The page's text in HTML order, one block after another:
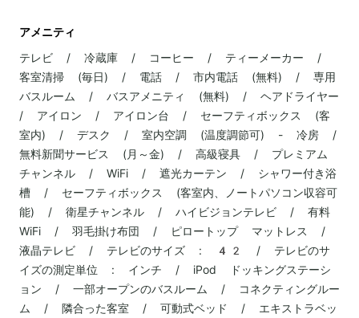
アメニティ
テレビ / 冷蔵庫 / コーヒー / ティーメーカー /
客室清掃 (毎日) / 電話 / 市内電話 (無料) / 専用
バスルーム / バスアメニティ (無料) / ヘアドライヤー
/ アイロン / アイロン台 / セーフティボックス (客
室内) / デスク / 室内空調 (温度調節可) - 冷房 /
無料新聞サービス (月～金) / 高級寝具 / プレミアム
チャンネル / WiFi / 遮光カーテン / シャワー付き浴
槽 / セーフティボックス (客室内、ノートパソコン収容可
能) / 衛星チャンネル / ハイビジョンテレビ / 有料
WiFi / 羽毛掛け布団 / ピロートップ マットレス /
液晶テレビ / テレビのサイズ : 42 / テレビのサ
イズの測定単位 : インチ / iPod ドッキングステーシ
ョン / 一部オープンのバスルーム / コネクティングルー
ム / 隣合った客室 / 可動式ベッド / エキストラベッ